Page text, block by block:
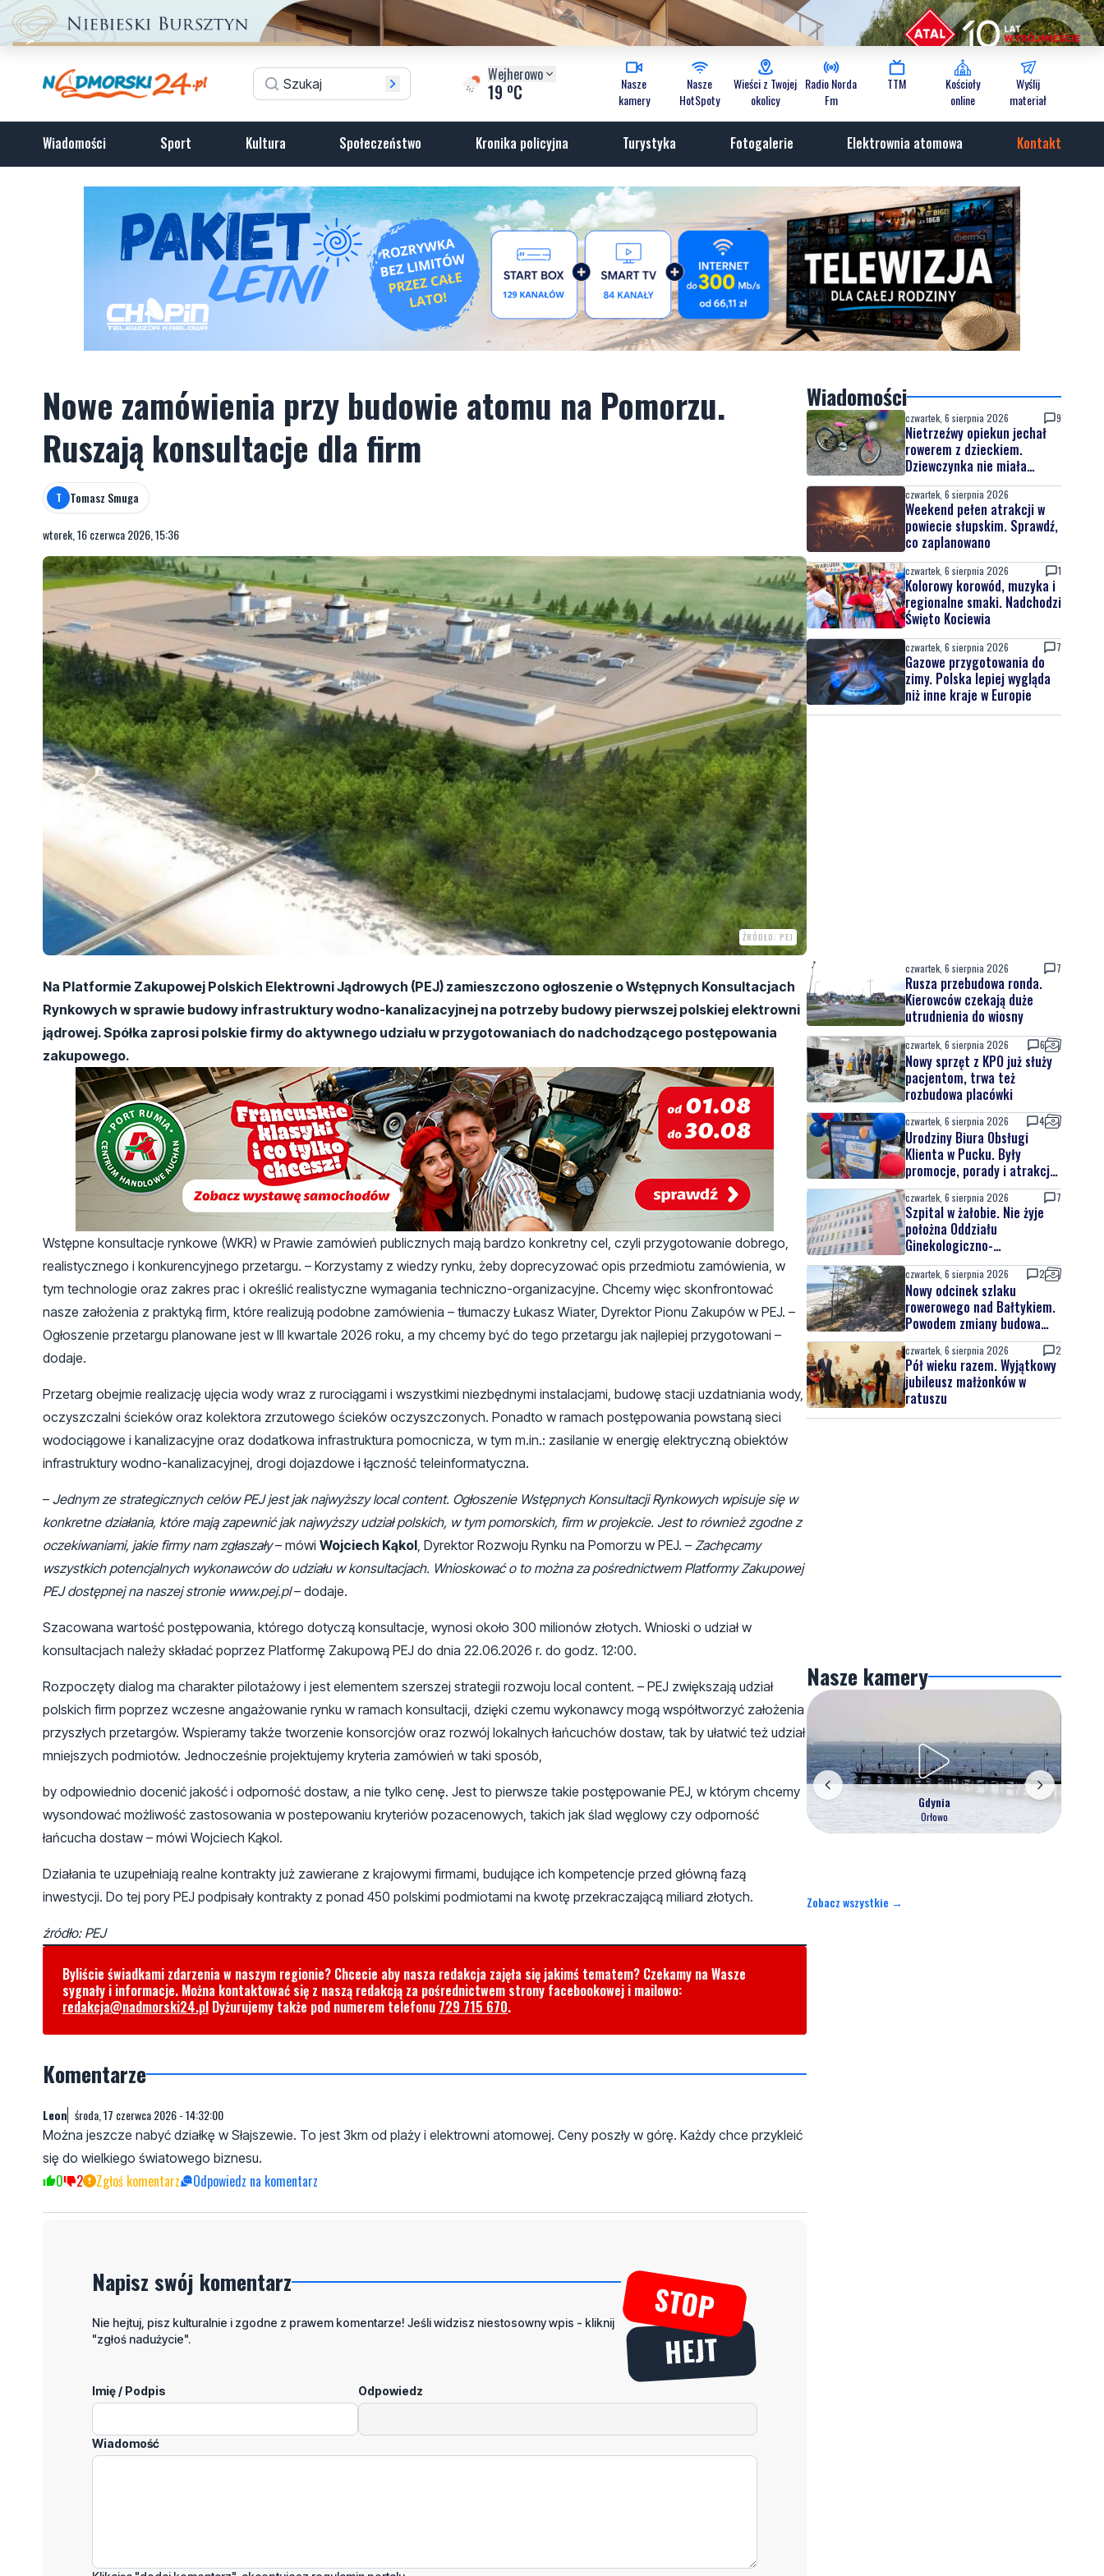
Wejherowo
19 oC
Nasze
kamery
Nasze
HotSpoty
Wieści z Twojej
okolicy
Radio Norda
Fm
TTM
Kościoły
online
Wyślij
materiał
Wiadomości Sport Kultura Społeczeństwo Kronika policyjna Turystyka Fotogalerie Elektrownia atomowa Kontakt
Nowe zamówienia przy budowie atomu na Pomorzu.
Ruszają konsultacje dla firm
T Tomasz Smuga
wtorek, 16 czerwca 2026, 15:36
ŹRÓDŁO: PEJ
Na Platformie Zakupowej Polskich Elektrowni Jądrowych (PEJ) zamieszczono ogłoszenie o Wstępnych Konsultacjach
Rynkowych w sprawie budowy infrastruktury wodno-kanalizacyjnej na potrzeby budowy pierwszej polskiej elektrowni
jądrowej. Spółka zaprosi polskie firmy do aktywnego udziału w przygotowaniach do nadchodzącego postępowania
zakupowego.
Wstępne konsultacje rynkowe (WKR) w Prawie zamówień publicznych mają bardzo konkretny cel, czyli przygotowanie dobrego,
realistycznego i konkurencyjnego przetargu. – Korzystamy z wiedzy rynku, żeby doprecyzować opis przedmiotu zamówienia, w
tym technologie oraz zakres prac i określić realistyczne wymagania techniczno-organizacyjne. Chcemy więc skonfrontować
nasze założenia z praktyką firm, które realizują podobne zamówienia – tłumaczy Łukasz Wiater, Dyrektor Pionu Zakupów w PEJ. –
Ogłoszenie przetargu planowane jest w III kwartale 2026 roku, a my chcemy być do tego przetargu jak najlepiej przygotowani –
dodaje.
Przetarg obejmie realizację ujęcia wody wraz z rurociągami i wszystkimi niezbędnymi instalacjami, budowę stacji uzdatniania wody,
oczyszczalni ścieków oraz kolektora zrzutowego ścieków oczyszczonych. Ponadto w ramach postępowania powstaną sieci
wodociągowe i kanalizacyjne oraz dodatkowa infrastruktura pomocnicza, w tym m.in.: zasilanie w energię elektryczną obiektów
infrastruktury wodno-kanalizacyjnej, drogi dojazdowe i łączność teleinformatyczna.
– Jednym ze strategicznych celów PEJ jest jak najwyższy local content. Ogłoszenie Wstępnych Konsultacji Rynkowych wpisuje się w
konkretne działania, które mają zapewnić jak najwyższy udział polskich, w tym pomorskich, firm w projekcie. Jest to również zgodne z
oczekiwaniami, jakie firmy nam zgłaszały– mówi Wojciech Kąkol , Dyrektor Rozwoju Rynku na Pomorzu w PEJ. – Zachęcamy
wszystkich potencjalnych wykonawców do udziału w konsultacjach. Wnioskować o to można za pośrednictwem Platformy Zakupowej
PEJ dostępnej na naszej stronie www.pej.pl– dodaje.
Szacowana wartość postępowania, którego dotyczą konsultacje, wynosi około 300 milionów złotych. Wnioski o udział w
konsultacjach należy składać poprzez Platformę Zakupową PEJ do dnia 22.06.2026 r. do godz. 12:00.
Rozpoczęty dialog ma charakter pilotażowy i jest elementem szerszej strategii rozwoju local content. – PEJ zwiększają udział
polskich firm poprzez wczesne angażowanie rynku w ramach konsultacji, dzięki czemu wykonawcy mogą współtworzyć założenia
przyszłych przetargów. Wspieramy także tworzenie konsorcjów oraz rozwój lokalnych łańcuchów dostaw, tak by ułatwić też udział
mniejszych podmiotów. Jednocześnie projektujemy kryteria zamówień w taki sposób,
by odpowiednio docenić jakość i odporność dostaw, a nie tylko cenę. Jest to pierwsze takie postępowanie PEJ, w którym chcemy
wysondować możliwość zastosowania w postepowaniu kryteriów pozacenowych, takich jak ślad węglowy czy odporność
łańcucha dostaw – mówi Wojciech Kąkol.
Działania te uzupełniają realne kontrakty już zawierane z krajowymi firmami, budujące ich kompetencje przed główną fazą
inwestycji. Do tej pory PEJ podpisały kontrakty z ponad 450 polskimi podmiotami na kwotę przekraczającą miliard złotych.
źródło: PEJ
Byliście świadkami zdarzenia w naszym regionie? Chcecie aby nasza redakcja zajęła się jakimś tematem? Czekamy na Wasze
sygnały i informacje. Można kontaktować się z naszą redakcją za pośrednictwem strony facebookowej i mailowo:
redakcja@nadmorski24.pl Dyżurujemy także pod numerem telefonu 729 715 670.
Komentarze
Leon środa, 17 czerwca 2026 - 14:32:00
Można jeszcze nabyć działkę w Słajszewie. To jest 3km od plaży i elektrowni atomowej. Ceny poszły w górę. Każdy chce przykleić
się do wielkiego światowego biznesu.
0 2 Zgłoś komentarz Odpowiedz na komentarz
Napisz swój komentarz
Nie hejtuj, pisz kulturalnie i zgodne z prawem komentarze! Jeśli widzisz niestosowny wpis - kliknij
"zgłoś nadużycie".
Imię / Podpis Odpowiedz
Wiadomość
Wiadomości
czwartek, 6 sierpnia 2026 9
Nietrzeźwy opiekun jechał
rowerem z dzieckiem.
Dziewczynka nie miała
kasku
czwartek, 6 sierpnia 2026
Weekend pełen atrakcji w
powiecie słupskim. Sprawdź,
co zaplanowano
czwartek, 6 sierpnia 2026 1
Kolorowy korowód, muzyka i
regionalne smaki. Nadchodzi
Święto Kociewia
czwartek, 6 sierpnia 2026 7
Gazowe przygotowania do
zimy. Polska lepiej wygląda
niż inne kraje w Europie
czwartek, 6 sierpnia 2026 7
Rusza przebudowa ronda.
Kierowców czekają duże
utrudnienia do wiosny
czwartek, 6 sierpnia 2026 6
Nowy sprzęt z KPO już służy
pacjentom, trwa też
rozbudowa placówki
czwartek, 6 sierpnia 2026 4
Urodziny Biura Obsługi
Klienta w Pucku. Były
promocje, porady i atrakcje
dla najmłodszych
czwartek, 6 sierpnia 2026 7
Szpital w żałobie. Nie żyje
położna Oddziału
Ginekologiczno-
Położniczego
czwartek, 6 sierpnia 2026 2
Nowy odcinek szlaku
rowerowego nad Bałtykiem.
Powodem zmiany budowa
elektrowni jądrowej
czwartek, 6 sierpnia 2026 2
Pół wieku razem. Wyjątkowy
jubileusz małżonków w
ratuszu
Nasze kamery
Gdynia
Orłowo
Zobacz wszystkie →